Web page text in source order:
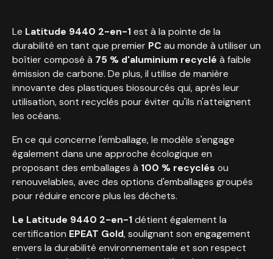
Le Latitude 9440 2-en-1est à la pointe de la
durabilité en tant que premier PC au monde à utiliser un
boîtier composé à 75 % d'aluminium recyclé à faible
émission de carbone. De plus, il utilise de manière
innovante des plastiques biosourcés qui, après leur
utilisation, sont recyclés pour éviter qu'ils n'atteignent
les océans.
En ce qui concerne l'emballage, le modèle s'engage
également dans une approche écologique en
proposant des emballages à 100 % recyclés ou
renouvelables, avec des options d'emballages groupés
pour réduire encore plus les déchets.
Le Latitude 9440 2-en-1détient également la
certification EPEAT Gold, soulignant son engagement
envers la durabilité environnementale et son respect